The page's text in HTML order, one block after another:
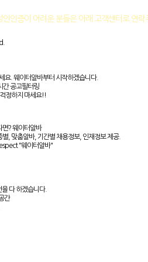
인증이 어려운 분들은 아래 고객센터로 연락
요. 웨이터알바부터 시작하겠습니다.
간 공고필터링
정하지 마세요!!
면? 웨이터알바
, 맞춤알바, 기간별 채용정보, 인재정보 제공.
"웨이터알바"
다 하겠습니다.
간